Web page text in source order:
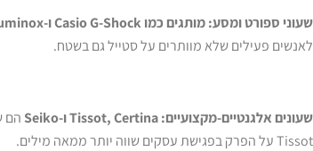
שעוני ספורט ומסע: מותגים כמוCasio G-Shock ו-
לאנשים פעילים שלא מוותרים על סטייל גם בשטח.
שעונים אלגנטיים-מקצועיים:Tissot, Certina ו- Seiko הם
Tissot על הפרק בפגישת עסקים שווה יותר ממאה מילים.